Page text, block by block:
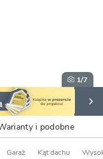
1/7
i podobne
Garaż Kąt dachu